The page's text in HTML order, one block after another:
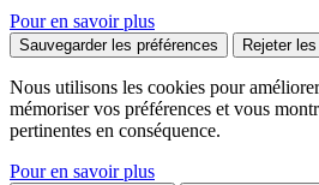
Pour en savoir plus
Sauvegarder les préférences Rejeter
Nous utilisons les cookies pour
mémoriser vos préférences et vous
pertinentes en conséquence.
Pour en savoir plus